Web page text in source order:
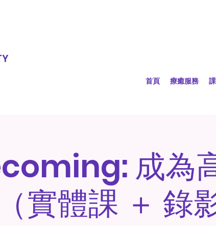
首頁 療癒服務
成為
（實體課 ＋ 錄